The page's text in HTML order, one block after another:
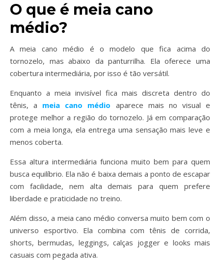
O que é meia cano
médio?
A meia cano médio é o modelo que fica acima do
tornozelo, mas abaixo da panturrilha. Ela oferece uma
cobertura intermediária, por isso é tão versátil.
Enquanto a meia invisível fica mais discreta dentro do
tênis, a meia cano médio aparece mais no visual e
protege melhor a região do tornozelo. Já em comparação
com a meia longa, ela entrega uma sensação mais leve e
menos coberta.
Essa altura intermediária funciona muito bem para quem
busca equilíbrio. Ela não é baixa demais a ponto de escapar
com facilidade, nem alta demais para quem prefere
liberdade e praticidade no treino.
Além disso, a meia cano médio conversa muito bem com o
universo esportivo. Ela combina com tênis de corrida,
shorts, bermudas, leggings, calças jogger e looks mais
casuais com pegada ativa.